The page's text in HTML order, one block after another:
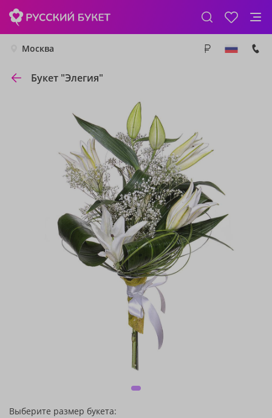
Москва
Букет "Элегия"
Выберите размер букета: